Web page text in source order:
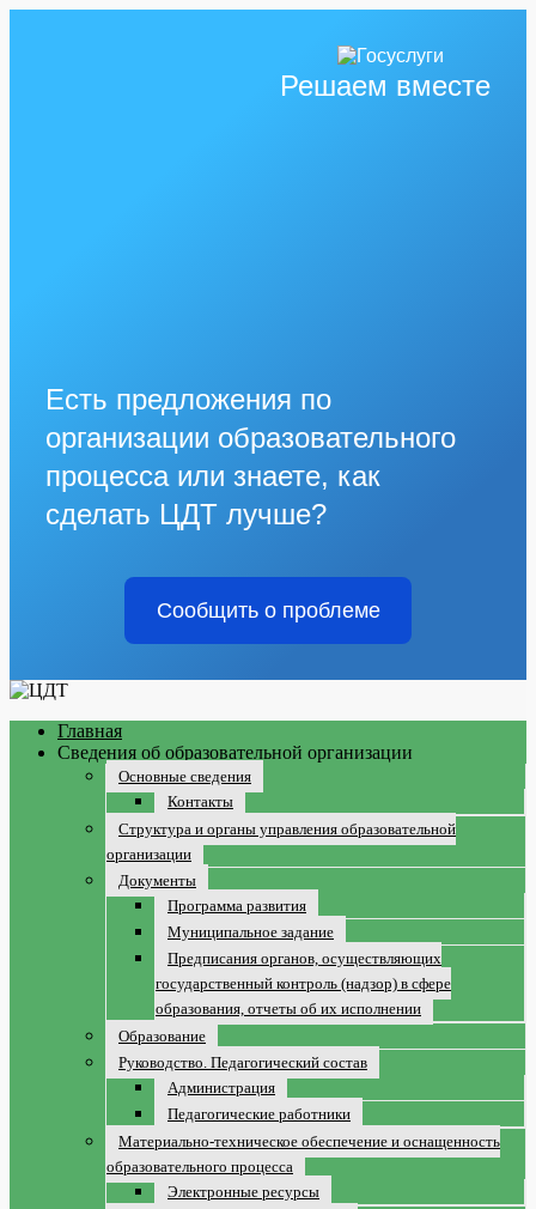
Решаем вместе
Есть предложения по
организации образовательного
процесса или знаете, как
сделать ЦДТ лучше?
Сообщить о проблеме
Главная
Сведения об образовательной организации
Основные сведения
Контакты
Структура и органы управления образовательной
организации
Документы
Программа развития
Муниципальное задание
Предписания органов, осуществляющих
государственный контроль (надзор) в сфере
образования, отчеты об их исполнении
Образование
Руководство. Педагогический состав
Администрация
Педагогические работники
Материально-техническое обеспечение и оснащенность
образовательного процесса
Электронные ресурсы